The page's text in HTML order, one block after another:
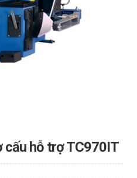
cấu hỗ trợ TC970IT